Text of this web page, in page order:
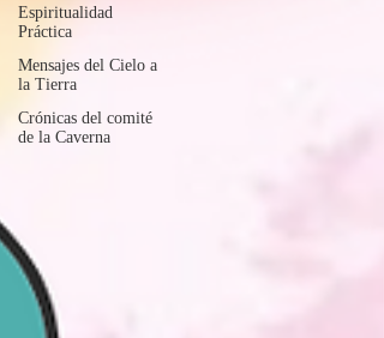
Espiritualidad
Práctica
Mensajes del Cielo a
la Tierra
Crónicas del comité
de la Caverna